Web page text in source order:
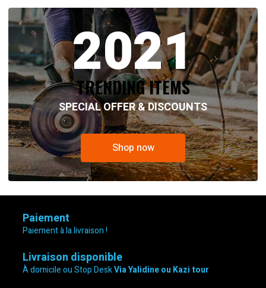
initial
était :
18,500.00 د.ج.
actuel
est :
13,800.00 د.ج.
était :
8,000.00 د.ج.
est :
2021
TRENDING ITEMS
SPECIAL OFFER & DISCOUNTS
Shop now
Paiement
Paiement à la livraison !
Livraison disponible
À domicile ou Stop DeskVia Yalidine ou Kazi tour